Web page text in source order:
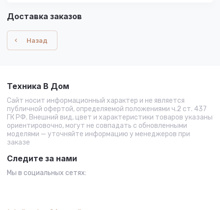
Доставка заказов
Назад
Техника В Дом
Сайт носит информационный характер и не является
публичной офертой, определяемой положениями ч.2 ст. 437
ГК РФ. Внешний вид, цвет и характеристики товаров указаны
ориентировочно, могут не совпадать с обновленными
моделями — уточняйте информацию у менеджеров при
заказе
Следите за нами
Мы в социальных сетях: